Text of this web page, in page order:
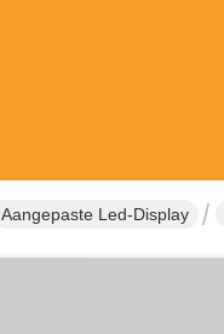
Aangepaste Led-Display